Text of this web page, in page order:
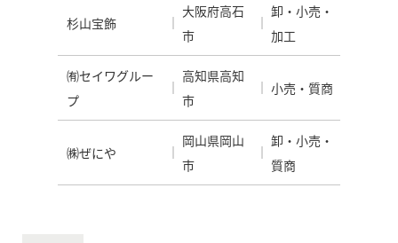
杉山宝飾
大阪府高石
市
卸・小売・
加工
㈲セイワグルー
プ
高知県高知
市
小売・質商
㈱ぜにや
岡山県岡山
市
卸・小売・
質商